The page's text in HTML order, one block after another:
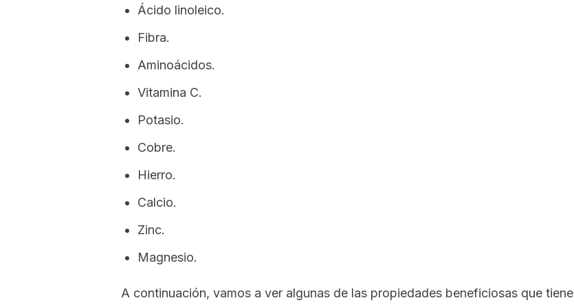
Ácido linoleico.
Fibra.
Aminoácidos.
Vitamina C.
Potasio.
Cobre.
Hierro.
Calcio.
Zinc.
Magnesio.
A continuación, vamos a ver algunas de las propiedades beneficiosas que tiene